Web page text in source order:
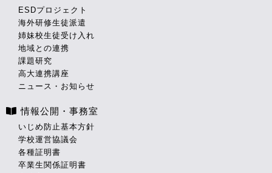
ESDプロジェクト
海外研修生徒派遣
姉妹校生徒受け入れ
地域との連携
課題研究
高大連携講座
ニュース・お知らせ
情報公開・事務室
いじめ防止基本方針
学校運営協議会
各種証明書
卒業生関係証明書